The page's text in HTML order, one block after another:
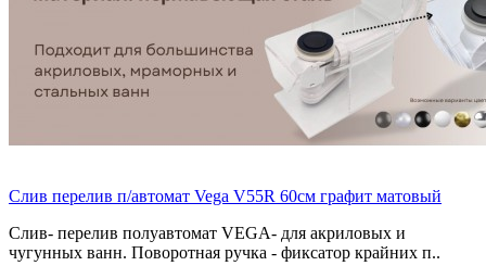
Слив перелив п/автомат Vega V55R 60см графит матовый
Слив- перелив полуавтомат VEGA- для акриловых и
чугунных ванн. Поворотная ручка - фиксатор крайних п..